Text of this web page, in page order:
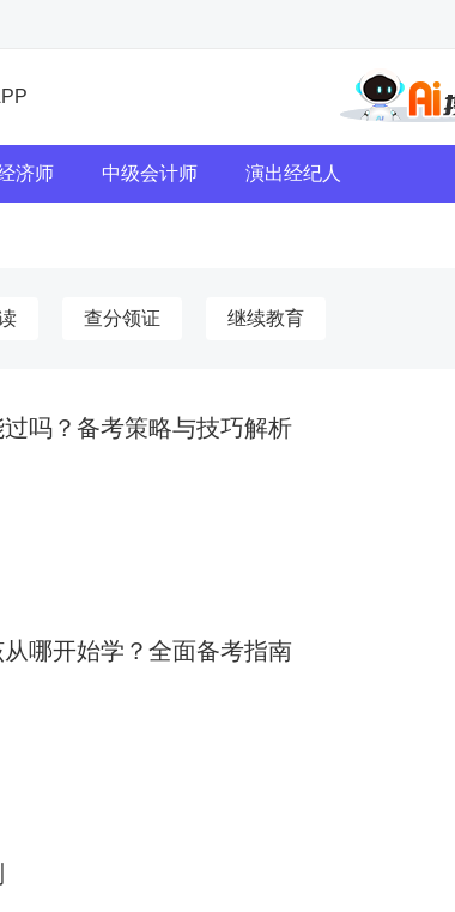
济师 中级会计师 演出经纪人
查分领证 继续教育
吗？备考策略与技巧解析
哪开始学？全面备考指南